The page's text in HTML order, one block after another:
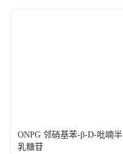
ONPG 邻硝基苯-β-D-吡喃半
乳糖苷